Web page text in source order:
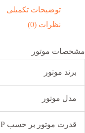
توضیحات تکمیلی
نظرات (0)
مشخصات موتور
برند موتور
مدل موتور
قدرت موتور بر حسب HP